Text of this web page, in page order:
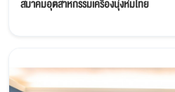
สมาคมอุตสาหกรรมเครื่องนุ่งห่มไทย